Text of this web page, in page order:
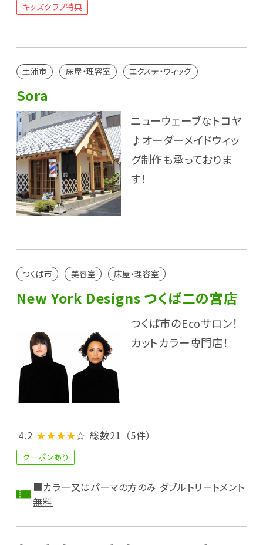
キッズクラブ特典
土浦市 床屋・理容室 エクステ・ウィッグ
Sora
ニューウェーブなトコヤ
♪オーダーメイドウィッ
グ制作も承っておりま
す！
つくば市 美容室 床屋・理容室
New York Designs つくば二の宮店
つくば市のEcoサロン！
カットカラー専門店！
4.2 ★★★★☆ 総数21 （5件）
クーポンあり
■カラー又はパーマの方のみ ダブルトリートメント
無料